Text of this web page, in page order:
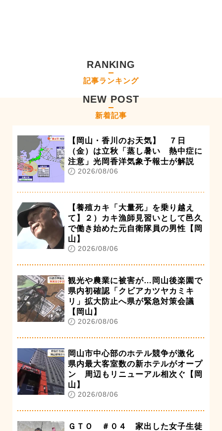
RANKING
記事ランキング
NEW POST
新着記事
【岡山・香川のお天気】 ７日
（金）は立秋「蒸し暑い 熱中症に
注意」光岡香洋気象予報士が解説
2026/08/06
【養殖カキ「大量死」を乗り越え
て】２）カキ漁師見習いとして邑久
で働き始めた元自衛隊員の男性【岡
山】
2026/08/06
観光や農業に被害が…岡山後楽園で
県内初確認「クビアカツヤカミキ
リ」拡大防止へ県が緊急対策会議
【岡山】
2026/08/06
岡山市中心部のホテル競争が激化
県内最大客室数の新ホテルがオープ
ン 周辺もリニューアル相次ぐ【岡
山】
2026/08/06
ＧＴＯ ＃０４ 家出した女子生徒